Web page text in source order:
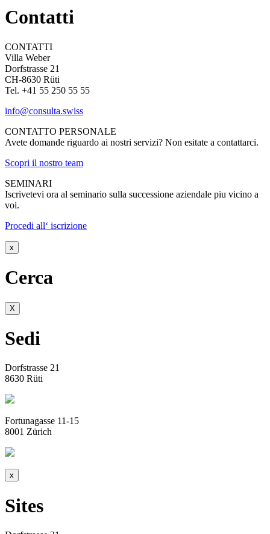
Contatti
CONTATTI
Villa Weber
Dorfstrasse 21
CH-8630 Rüti
Tel. +41 55 250 55 55
info@consulta.swiss
CONTATTO PERSONALE
Avete domande riguardo ai nostri servizi? Non esitate a contattarci.
Scopri il nostro team
SEMINARI
Iscrivetevi ora al seminario sulla successione aziendale piu vicino a
voi.
Procedi all‘ iscrizione
x
Cerca
X
Sedi
Dorfstrasse 21
8630 Rüti
Fortunagasse 11-15
8001 Zürich
x
Sites